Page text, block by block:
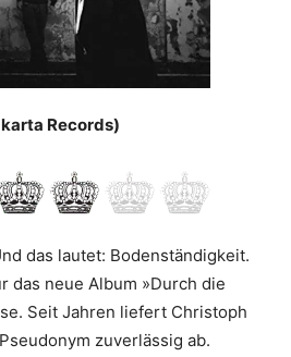
Records)
das lautet: Bodenständigkeit.
das neue Album »Durch die
Seit Jahren liefert Christoph
zuverlässig ab.